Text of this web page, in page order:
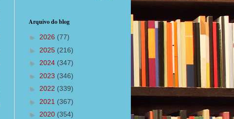
Arquivo do blog
► 2026 (77)
► 2025 (216)
► 2024 (347)
► 2023 (346)
► 2022 (339)
► 2021 (367)
► 2020 (354)